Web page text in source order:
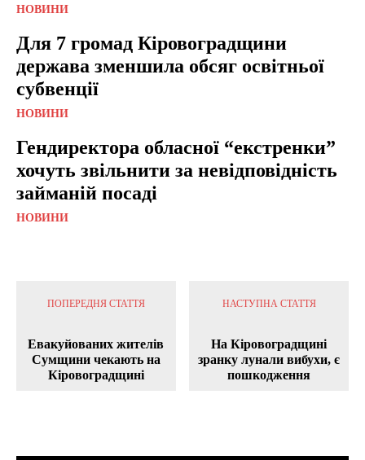
НОВИНИ
Для 7 громад Кіровоградщини
держава зменшила обсяг освітньої
субвенції
НОВИНИ
Гендиректора обласної “екстренки”
хочуть звільнити за невідповідність
займаній посаді
НОВИНИ
ПОПЕРЕДНЯ СТАТТЯ
Евакуйованих жителів
Сумщини чекають на
Кіровоградщині
НАСТУПНА СТАТТЯ
На Кіровоградщині
зранку лунали вибухи, є
пошкодження